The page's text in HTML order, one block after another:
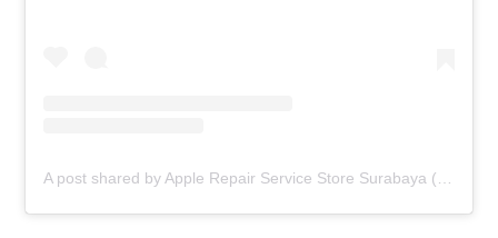
A post shared by Apple Repair Service Store Surabaya (@elmobsub)